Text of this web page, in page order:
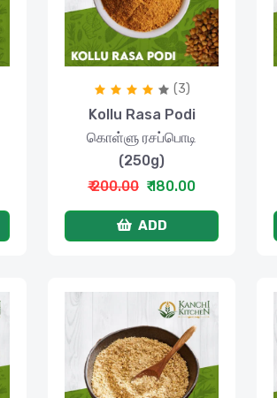
(3)
Kollu Rasa Podi
கொள்ளு ரசப்பொடி
(250g)
₹ 200.00 ₹ 180.00
ADD